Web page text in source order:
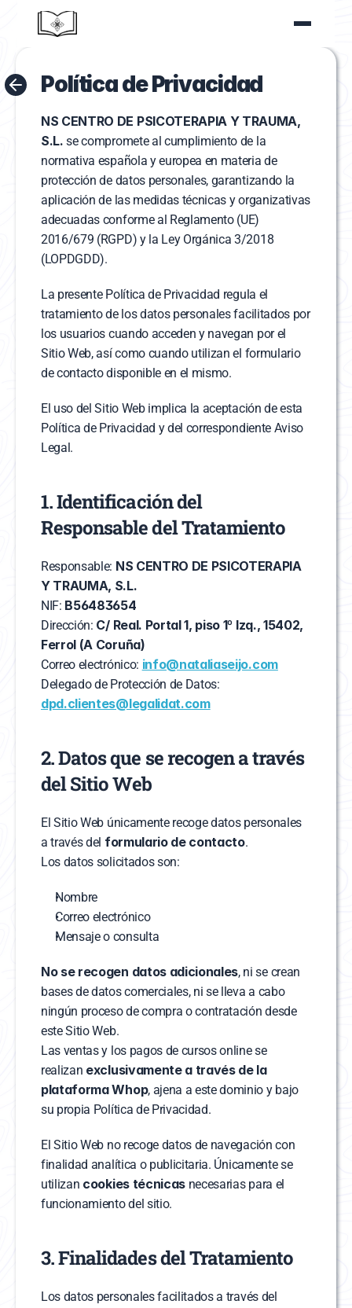
Política de Privacidad
NS CENTRO DE PSICOTERAPIA Y TRAUMA,
S.L. se compromete al cumplimiento de la
normativa española y europea en materia de
protección de datos personales, garantizando la
aplicación de las medidas técnicas y organizativas
adecuadas conforme al Reglamento (UE)
2016/679 (RGPD) y la Ley Orgánica 3/2018
(LOPDGDD).
La presente Política de Privacidad regula el
tratamiento de los datos personales facilitados por
los usuarios cuando acceden y navegan por el
Sitio Web, así como cuando utilizan el formulario
de contacto disponible en el mismo.
El uso del Sitio Web implica la aceptación de esta
Política de Privacidad y del correspondiente Aviso
Legal.
1. Identificación del
Responsable del Tratamiento
Responsable: NS CENTRO DE PSICOTERAPIA
Y TRAUMA, S.L.
NIF: B56483654
Dirección: C/ Real. Portal 1, piso 1º Izq., 15402,
Ferrol (A Coruña)
Correo electrónico: info@nataliaseijo.com
dpd.clientes@legalidat.com
2. Datos que se recogen a través
del Sitio Web
El Sitio Web únicamente recoge datos personales
a través del formulario de contacto.
Los datos solicitados son:
Nombre
Correo electrónico
Mensaje o consulta
No se recogen datos adicionales, ni se crean
bases de datos comerciales, ni se lleva a cabo
ningún proceso de compra o contratación desde
este Sitio Web.
Las ventas y los pagos de cursos online se
realizan exclusivamente a través de la
plataforma Whop, ajena a este dominio y bajo
su propia Política de Privacidad.
El Sitio Web no recoge datos de navegación con
finalidad analítica o publicitaria. Únicamente se
utilizan cookies técnicas necesarias para el
funcionamiento del sitio.
3. Finalidades del Tratamiento
Los datos personales facilitados a través del